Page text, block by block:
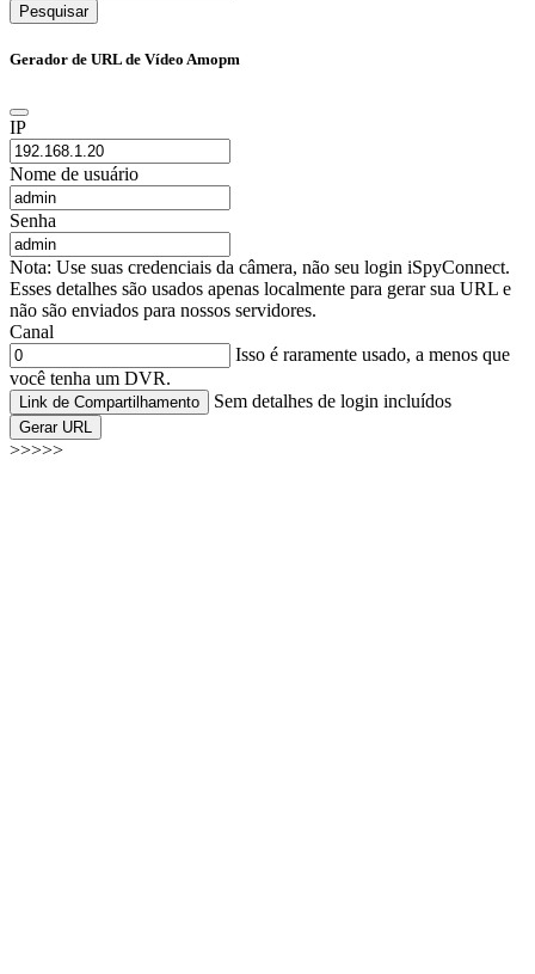
Pesquisar
Gerador de URL de Vídeo Amopm
IP
Nome de usuário
Senha
Nota: Use suas credenciais da câmera, não seu login iSpyConnect.
Esses detalhes são usados apenas localmente para gerar sua URL e
não são enviados para nossos servidores.
Canal
Isso é raramente usado, a menos que
você tenha um DVR.
Link de Compartilhamento Sem detalhes de login incluídos
Gerar URL
>>>>>